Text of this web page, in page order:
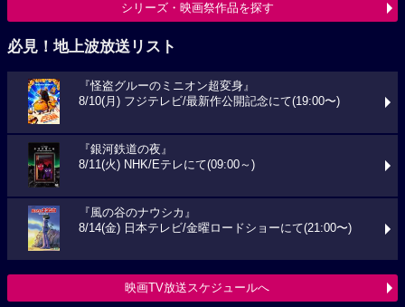
シリーズ・映画祭作品を探す
必見！地上波放送リスト
『怪盗グルーのミニオン超変身』
8/10(月) フジテレビ/最新作公開記念にて(19:00〜)
『銀河鉄道の夜』
8/11(火) NHK/Eテレにて(09:00～)
『風の谷のナウシカ』
8/14(金) 日本テレビ/金曜ロードショーにて(21:00〜)
映画TV放送スケジュールへ